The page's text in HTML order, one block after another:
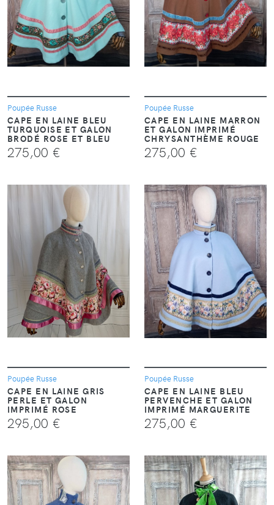
VOIR
Poupée Russe
CAPE EN LAINE BLEU
TURQUOISE ET GALON
BRODÉ ROSE ET BLEU
275,00 €
Poupée Russe
CAPE EN LAINE MARRON
ET GALON IMPRIMÉ
CHRYSANTHÈME ROUGE
275,00 €
VOIR
Poupée Russe
CAPE EN LAINE GRIS
PERLE ET GALON
IMPRIMÉ ROSE
295,00 €
VOIR
Poupée Russe
CAPE EN LAINE BLEU
PERVENCHE ET GALON
IMPRIMÉ MARGUERITE
275,00 €